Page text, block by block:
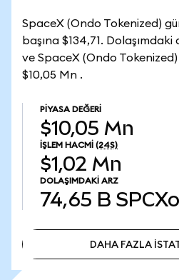
SpaceX (Ondo Tokenized)
başına $134,71. Dolaşımdaki
ve SpaceX (Ondo
$10,05 Mn .
PIYASA DEĞERI
$10,05 Mn
İŞLEM HACMI (24S)
$1,02 Mn
DOLAŞIMDAKI ARZ
74,65 B
DAHA FAZLA